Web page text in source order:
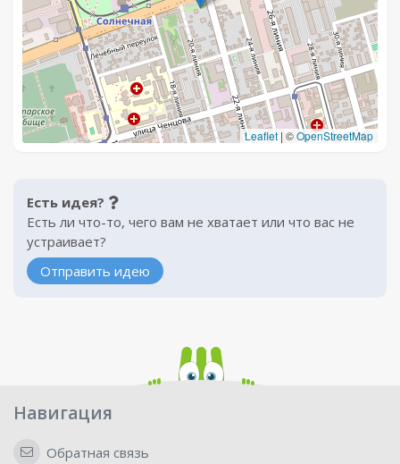
Leaflet | ©OpenStreetMap
Есть идея?
Есть ли что-то, чего вам не хватает или что вас не
устраивает?
Отправить идею
Навигация
Обратная связь